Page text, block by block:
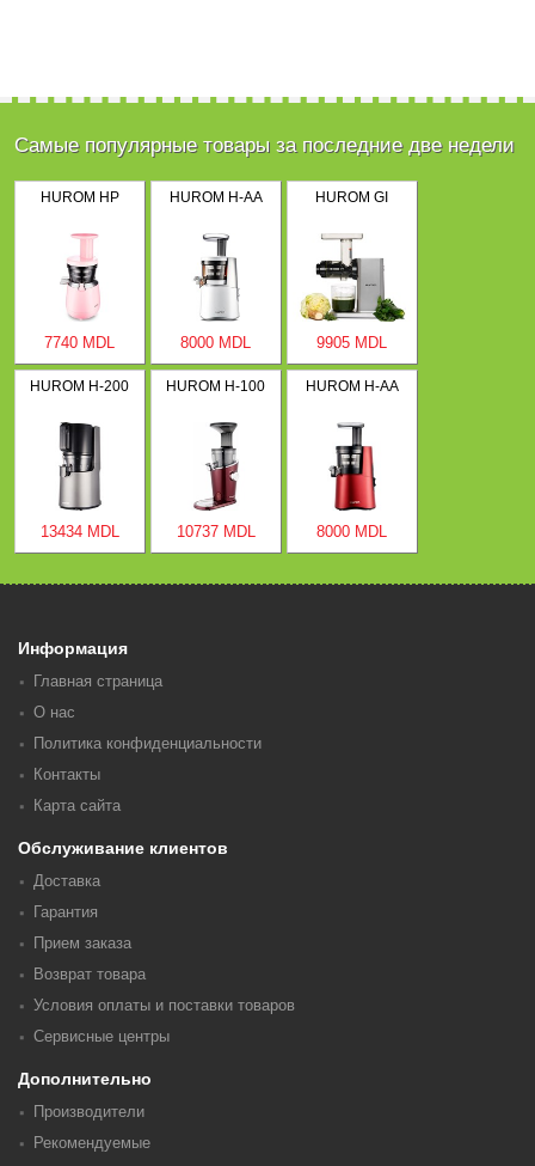
Самые популярные товары за последние две недели
HUROM HP
7740 MDL
HUROM H-AA
8000 MDL
HUROM GI
9905 MDL
HUROM H-200
13434 MDL
HUROM H-100
10737 MDL
HUROM H-AA
8000 MDL
Информация
Главная страница
О нас
Политика конфиденциальности
Контакты
Карта сайта
Обслуживание клиентов
Доставка
Гарантия
Прием заказа
Возврат товара
Условия оплаты и поставки товаров
Сервисные центры
Дополнительно
Производители
Рекомендуемые